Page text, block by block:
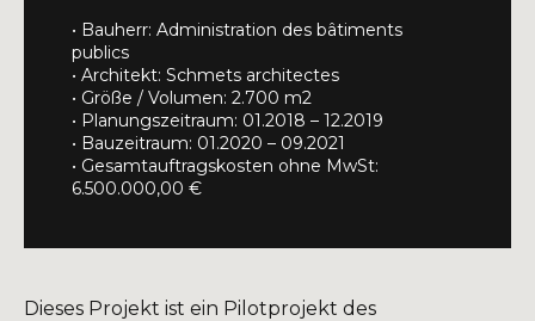
• Bauherr: Administration des bâtiments
publics
• Architekt: Schmets architectes
• Größe / Volumen: 2.700 m2
• Planungszeitraum: 01.2018 – 12.2019
• Bauzeitraum: 01.2020 – 09.2021
• Gesamtauftragskosten ohne MwSt:
6.500.000,00 €
Dieses Projekt ist ein Pilotprojekt des